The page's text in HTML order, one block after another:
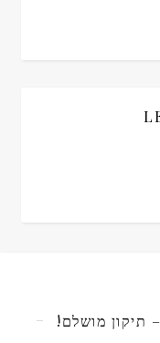
תיקון מושלם!